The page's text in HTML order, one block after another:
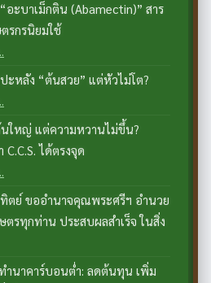
อะบาเม็กติน (Abamectin)” สาร
รกรนิยมใช้
ะหลัง “ต้นสวย” แต่หัวไม่โต?
ใหญ่ แต่ความหวานไม่ขึ้น?
C.C.S. ได้ตรงจุด
ตย์ ขออำนาจคุณพระศรีฯ อำนวย
รทุกท่าน ประสบผลสำเร็จ ในสิ่ง
ำนาคาร์บอนต่ำ: ลดต้นทุน เพิ่ม